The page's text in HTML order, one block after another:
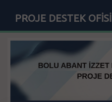
PROJE DESTEK OFİSİ